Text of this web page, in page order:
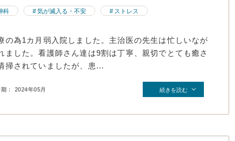
科 気が滅入る・不安 ストレス
の為1カ月弱入院しました。主治医の先生は忙しいなが
ました。看護師さん達は9割は丁寧、親切でとても癒さ
掃されていましたが、患...
： 2024年05月 続きを読む